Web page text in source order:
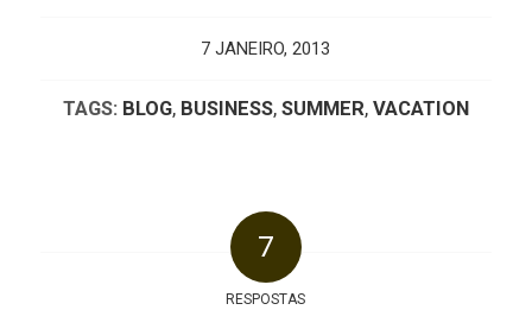
7 JANEIRO, 2013
TAGS: BLOG, BUSINESS, SUMMER, VACATION
7
RESPOSTAS